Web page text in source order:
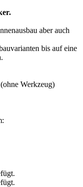
aber auch
bis auf eine
Werkzeug)